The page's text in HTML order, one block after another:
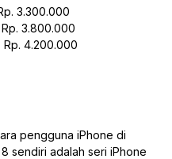
3.300.000
3.800.000
Rp. 4.200.000
pengguna iPhone di
sendiri adalah seri iPhone